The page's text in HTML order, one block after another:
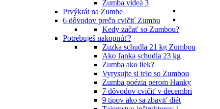
Zumba videá 3
Prvýkrát na Zumbe
6 dôvodov prečo cvičiť Zumbu
Kedy začať so Zumbou?
Potrebuješ nakopnúť?
Zuzka schudla 21 kg Zumbou
Ako Janka schudla 23 kg
Zumba ako liek?
Vyrysujte si telo so Zumbou
Zumba poézia perom Hanky
7 dôvodov cvičiť v decembri
9 tipov ako sa zbaviť diét